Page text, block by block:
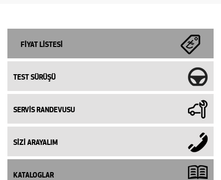
FİYAT LİSTESİ
TEST SÜRÜŞÜ
SERVİS RANDEVUSU
SİZİ ARAYALIM
KATALOGLAR